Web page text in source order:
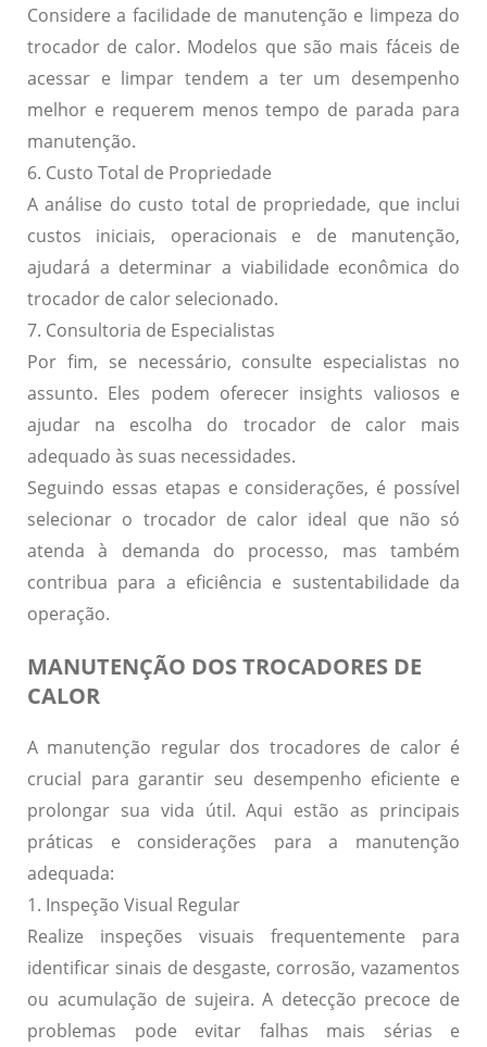
Considere a facilidade de manutenção e limpeza do
trocador de calor. Modelos que são mais fáceis de
acessar e limpar tendem a ter um desempenho
melhor e requerem menos tempo de parada para
manutenção.
6. Custo Total de Propriedade
A análise do custo total de propriedade, que inclui
custos iniciais, operacionais e de manutenção,
ajudará a determinar a viabilidade econômica do
trocador de calor selecionado.
7. Consultoria de Especialistas
Por fim, se necessário, consulte especialistas no
assunto. Eles podem oferecer insights valiosos e
ajudar na escolha do trocador de calor mais
adequado às suas necessidades.
Seguindo essas etapas e considerações, é possível
selecionar o trocador de calor ideal que não só
atenda à demanda do processo, mas também
contribua para a eficiência e sustentabilidade da
operação.
MANUTENÇÃO DOS TROCADORES DE
CALOR
A manutenção regular dos trocadores de calor é
crucial para garantir seu desempenho eficiente e
prolongar sua vida útil. Aqui estão as principais
práticas e considerações para a manutenção
adequada:
1. Inspeção Visual Regular
Realize inspeções visuais frequentemente para
identificar sinais de desgaste, corrosão, vazamentos
ou acumulação de sujeira. A detecção precoce de
problemas pode evitar falhas mais sérias e